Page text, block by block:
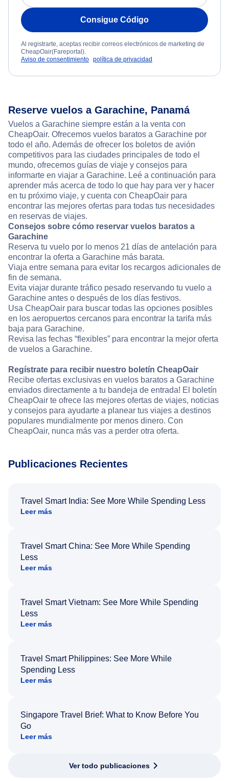
Consigue Código
Al registrarte, aceptas recibir correos electrónicos de marketing de
CheapOair(Fareportal).
Aviso de consentimiento política de privacidad
Reserve vuelos a Garachine, Panamá
Vuelos a Garachine siempre están a la venta con
CheapOair. Ofrecemos vuelos baratos a Garachine por
todo el año. Además de ofrecer los boletos de avión
competitivos para las ciudades principales de todo el
mundo, ofrecemos guías de viaje y consejos para
informarte en viajar a Garachine. Leé a continuación para
aprender más acerca de todo lo que hay para ver y hacer
en tu próximo viaje, y cuenta con CheapOair para
encontrar las mejores ofertas para todas tus necesidades
en reservas de viajes.
Consejos sobre cómo reservar vuelos baratos a
Garachine
Reserva tu vuelo por lo menos 21 días de antelación para
encontrar la oferta a Garachine más barata.
Viaja entre semana para evitar los recargos adicionales de
fin de semana.
Evita viajar durante tráfico pesado reservando tu vuelo a
Garachine antes o después de los días festivos.
Usa CheapOair para buscar todas las opciones posibles
en los aeropuertos cercanos para encontrar la tarifa más
baja para Garachine.
Revisa las fechas “flexibles” para encontrar la mejor oferta
de vuelos a Garachine.
Regístrate para recibir nuestro boletín CheapOair
Recibe ofertas exclusivas en vuelos baratos a Garachine
enviados directamente a tu bandeja de entrada! El boletín
CheapOair te ofrece las mejores ofertas de viajes, noticias
y consejos para ayudarte a planear tus viajes a destinos
populares mundialmente por menos dinero. Con
CheapOair, nunca más vas a perder otra oferta.
Publicaciones Recientes
Travel Smart India: See More While Spending Less
Leer más
Travel Smart China: See More While Spending
Less
Leer más
Travel Smart Vietnam: See More While Spending
Less
Leer más
Travel Smart Philippines: See More While
Spending Less
Leer más
Singapore Travel Brief: What to Know Before You
Go
Leer más
Ver todo publicaciones